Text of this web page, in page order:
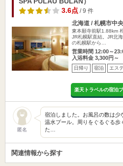
3.6点/ 9 件
北海道 / 札幌市中
東本願寺前駅1.88km
JR札幌駅直結。JR北
の札幌駅から…
営業時間 12:00～
入浴料金 3,300円～
日帰り 宿泊 エス
楽天トラベルの宿泊
匿名
宿泊しました。お風呂の数は少
温水プール。周りをぐるぐる歩
た…
関連情報から探す